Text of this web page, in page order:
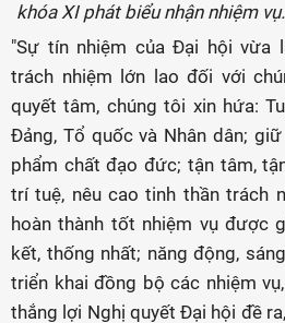
khóa XI phát biểu nhận nhiệm
"Sự tín nhiệm của Đại hội vừa
trách nhiệm lớn lao đối với
quyết tâm, chúng tôi xin hứa:
Đảng, Tổ quốc và Nhân dân;
phẩm chất đạo đức; tận tâm,
trí tuệ, nêu cao tinh thần trách
hoàn thành tốt nhiệm vụ được
kết, thống nhất; năng động,
triển khai đồng bộ các nhiệm
thắng lợi Nghị quyết Đại hội đề